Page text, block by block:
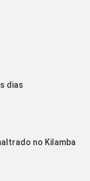
dias
no Kilamba